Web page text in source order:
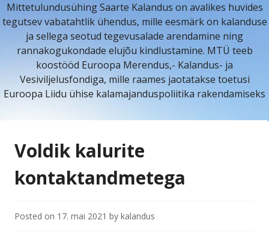
Mittetulundusühing Saarte Kalandus on avalikes huvides
tegutsev vabatahtlik ühendus, mille eesmärk on kalanduse
ja sellega seotud tegevusalade arendamine ning
rannakogukondade elujõu kindlustamine. MTÜ teeb
koostööd Euroopa Merendus,- Kalandus- ja
Vesiviljelusfondiga, mille raames jaotatakse toetusi
Euroopa Liidu ühise kalamajanduspoliitika rakendamiseks
Voldik kalurite
kontaktandmetega
Posted on 17. mai 2021 by kalandus